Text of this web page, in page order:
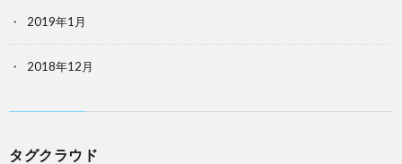
2019年1月
2018年12月
タグクラウド